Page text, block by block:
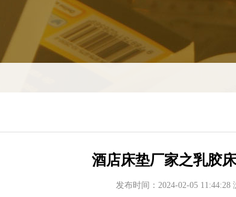
酒店床垫厂家之乳胶
发布时间：2024-02-05 11:44:28